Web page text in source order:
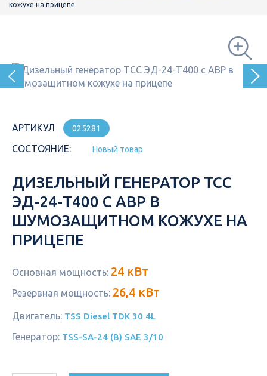
кожухе на прицепе
АРТИКУЛ 025281
СОСТОЯНИЕ: Новый товар
ДИЗЕЛЬНЫЙ ГЕНЕРАТОР ТСС
ЭД-24-Т400 С АВР В
ШУМОЗАЩИТНОМ КОЖУХЕ НА
ПРИЦЕПЕ
Основная мощность: 24 кВт
Резервная мощность: 26,4 кВт
Двигатель: TSS Diesel TDК 30 4L
Генератор: TSS-SA-24 (B) SAE 3/10